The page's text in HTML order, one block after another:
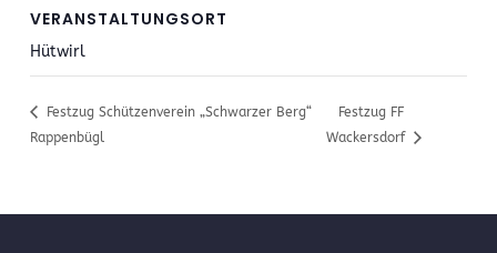
VERANSTALTUNGSORT
Hütwirl
Festzug Schützenverein „Schwarzer Berg“
Rappenbügl
Festzug FF
Wackersdorf